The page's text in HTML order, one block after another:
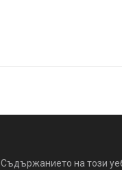
Съдържанието на този